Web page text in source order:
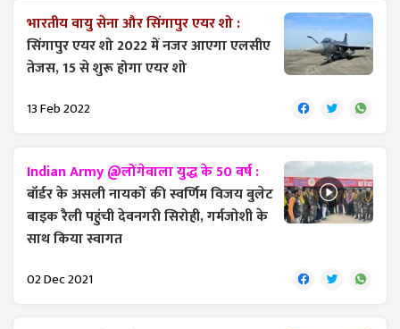
भारतीय वायु सेना और सिंगापुर एयर शो :
सिंगापुर एयर शो 2022 में नजर आएगा एलसीए
तेजस, 15 से शुरू होगा एयर शो
13 Feb 2022
Indian Army @लोंगेवाला युद्ध के 50 वर्ष :
बॉर्डर के असली नायकों की स्वर्णिम विजय बुलेट
बाइक रैली पहुंची देवनगरी सिरोही, गर्मजोशी के
साथ किया स्वागत
02 Dec 2021